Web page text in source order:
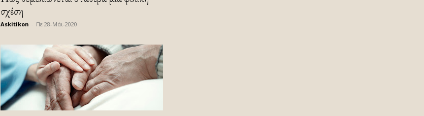
σχέση
Askitikon Πε 28-Μάι-2020